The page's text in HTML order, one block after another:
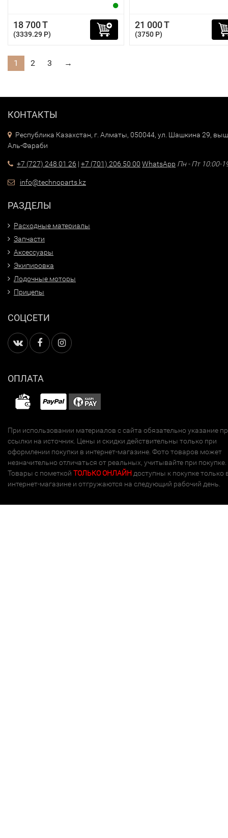
18 700 T
(3339.29 P)
21 000 T
(3750 P)
1 2 3 →
КОНТАКТЫ
Республика Казахстан, г. Алматы, 050044, ул. Шашкина 29,
Аль-Фараби
+7 (727) 248 01 26 | +7 (701) 206 50 00 WhatsApp Пн - Пт 10:00-
info@technoparts.kz
РАЗДЕЛЫ
Расходные материалы
Запчасти
Аксессуары
Экипировка
Лодочные моторы
Прицепы
СОЦСЕТИ
ОПЛАТА
При использовании материалов с сайта обязательно указание
ссылки на источник. Цены и скидки действительны только при
оформлении покупки в интернет-магазине. Фото товаров может
незначительно отличаться от реальных, учитывайте при покупке.
Товары с пометкой ТОЛЬКО ОНЛАЙН доступны к покупке только
интернет-магазине и отгружаются на следующий рабочий день.